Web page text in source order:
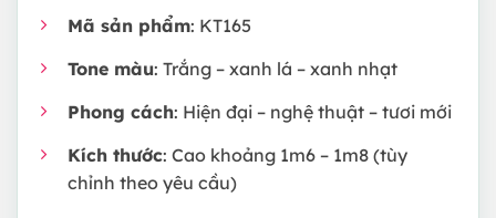
Mã sản phẩm: KT165
Tone màu: Trắng – xanh lá – xanh nhạt
Phong cách: Hiện đại – nghệ thuật – tươi mới
Kích thước: Cao khoảng 1m6 – 1m8 (tùy
chỉnh theo yêu cầu)